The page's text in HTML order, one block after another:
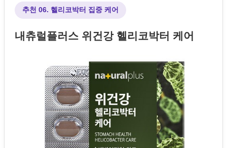
추천 06. 헬리코박터 집중 케어
내츄럴플러스 위건강 헬리코박터 케어